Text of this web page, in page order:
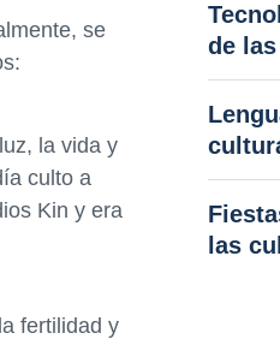
se
la vida y
culto a
Kin y era
fertilidad y
de
las